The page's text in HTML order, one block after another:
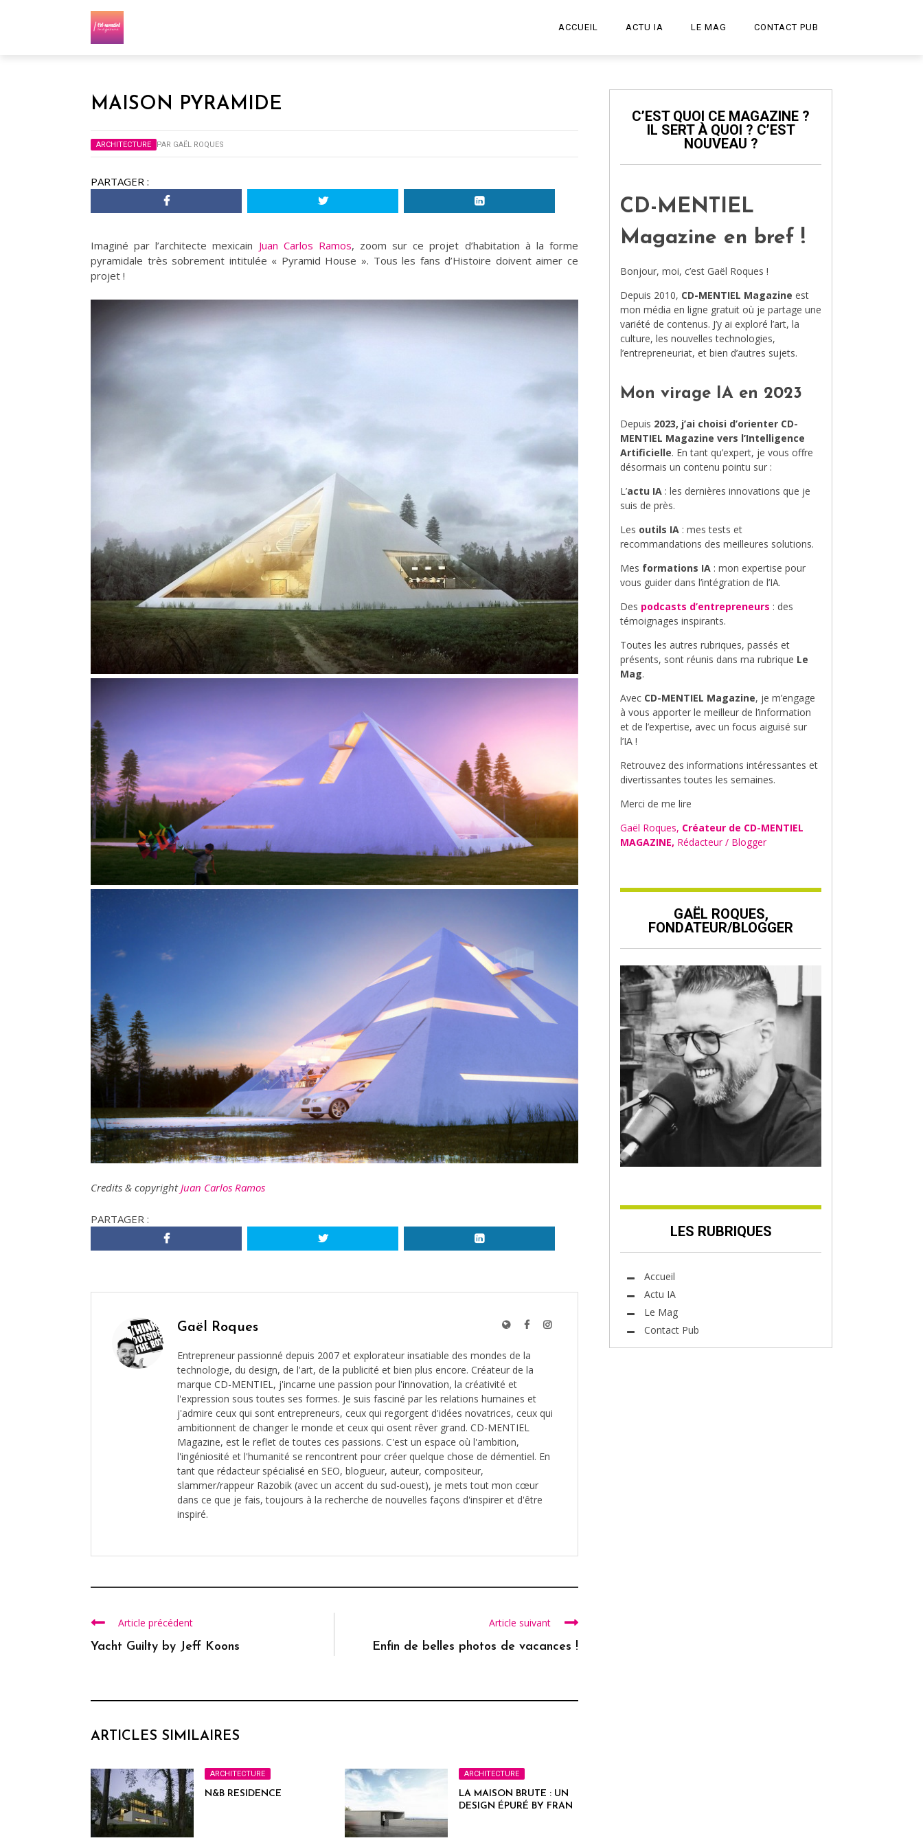
ACCUEIL ACTU IA LE MAG
PUBLICITÉ CRÉATIVE
DESIGN
ART ET CULTURE
ARCHITECTURE
MODE
VOYAGE
ÉQUILIBRE ET ÉVOLUTION
LE MIX DU MOIS
CONTACT PUB
MAISON PYRAMIDE
ARCHITECTURE PAR GAËL ROQUES
PARTAGER :
Imaginé par l’architecte mexicain Juan Carlos Ramos, zoom sur ce projet d’habitation à la forme
pyramidale très sobrement intitulée « Pyramid House ». Tous les fans d’Histoire doivent aimer ce
projet !
Credits & copyright Juan Carlos Ramos
PARTAGER :
Gaël Roques
Entrepreneur passionné depuis 2007 et explorateur insatiable des mondes de la
technologie, du design, de l'art, de la publicité et bien plus encore. Créateur de la
marque CD-MENTIEL, j'incarne une passion pour l'innovation, la créativité et
l'expression sous toutes ses formes. Je suis fasciné par les relations humaines et
j'admire ceux qui sont entrepreneurs, ceux qui regorgent d'idées novatrices, ceux qui
ambitionnent de changer le monde et ceux qui osent rêver grand. CD-MENTIEL
Magazine, est le reflet de toutes ces passions. C'est un espace où l'ambition,
l'ingéniosité et l'humanité se rencontrent pour créer quelque chose de démentiel. En
tant que rédacteur spécialisé en SEO, blogueur, auteur, compositeur,
slammer/rappeur Razobik (avec un accent du sud-ouest), je mets tout mon cœur
dans ce que je fais, toujours à la recherche de nouvelles façons d'inspirer et d'être
inspiré.
Article précédent
Yacht Guilty by Jeff Koons
Article suivant
Enfin de belles photos de vacances !
ARTICLES SIMILAIRES
ARCHITECTURE
N&B RESIDENCE
ARCHITECTURE
LA MAISON BRUTE : UN
DESIGN ÉPURÉ BY FRAN
C’EST QUOI CE MAGAZINE ?
IL SERT À QUOI ? C’EST
NOUVEAU ?
CD-MENTIEL
Magazine en bref !
Bonjour, moi, c’est Gaël Roques !
Depuis 2010, CD-MENTIEL Magazine est
mon média en ligne gratuit où je partage une
variété de contenus. J’y ai exploré l’art, la
culture, les nouvelles technologies,
l’entrepreneuriat, et bien d’autres sujets.
Mon virage IA en 2023
Depuis 2023, j’ai choisi d’orienter CD-
MENTIEL Magazine vers l’Intelligence
Artificielle. En tant qu’expert, je vous offre
désormais un contenu pointu sur :
L’actu IA : les dernières innovations que je
suis de près.
Les outils IA : mes tests et
recommandations des meilleures solutions.
Mes formations IA : mon expertise pour
vous guider dans l’intégration de l’IA.
Des podcasts d’entrepreneurs : des
témoignages inspirants.
Toutes les autres rubriques, passés et
présents, sont réunis dans ma rubrique Le
Mag.
Avec CD-MENTIEL Magazine, je m’engage
à vous apporter le meilleur de l’information
et de l’expertise, avec un focus aiguisé sur
l’IA !
Retrouvez des informations intéressantes et
divertissantes toutes les semaines.
Merci de me lire
Gaël Roques, Créateur de CD-MENTIEL
MAGAZINE, Rédacteur / Blogger
GAËL ROQUES,
FONDATEUR/BLOGGER
LES RUBRIQUES
Accueil
Actu IA
Le Mag
Contact Pub